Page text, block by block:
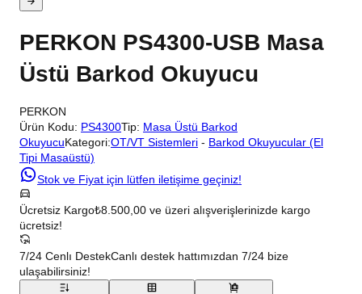
PERKON PS4300-USB Masa
Üstü Barkod Okuyucu
PERKON
Ürün Kodu: PS4300Tip: Masa Üstü Barkod
OkuyucuKategori:OT/VT Sistemleri - Barkod Okuyucular (El
Tipi Masaüstü)
Stok ve Fiyat için lütfen iletişime geçiniz!
Ücretsiz Kargo₺8.500,00 ve üzeri alışverişlerinizde kargo
ücretsiz!
7/24 Cenlı DestekCanlı destek hattımızdan 7/24 bize
ulaşabilirsiniz!